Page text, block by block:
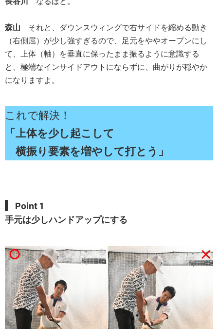
森山 それと、ダウンスウィングで右サイドを縮める動き
（右側屈）が少し強すぎるので、足元をややオープンにし
て、上体（軸）を垂直に保ったまま振るように意識する
と、極端なインサイドアウトにならずに、曲がりが穏やか
になりますよ。
これで解決！
「上体を少し起こして
横振り要素を増やして打とう」
Point 1
手元は少しハンドアップにする